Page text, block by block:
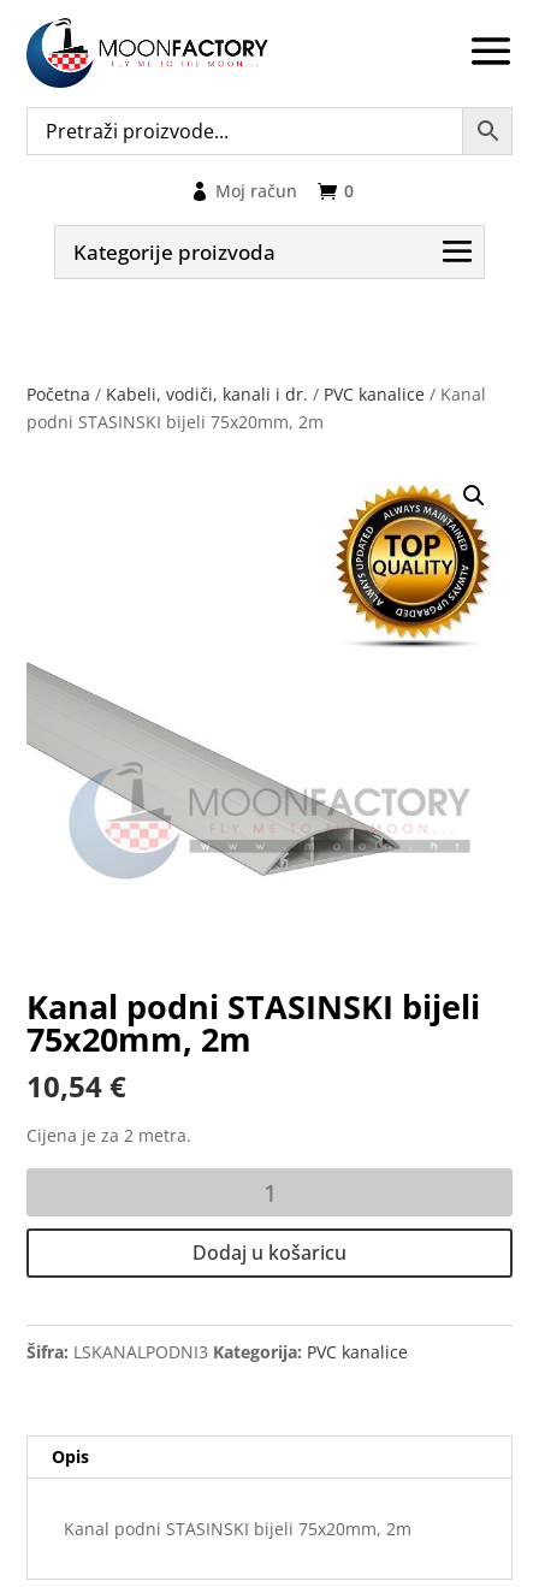
0
Moj račun
Kategorije proizvoda
Početna / Kabeli, vodiči, kanali i dr. / PVC kanalice / Kanal
podni STASINSKI bijeli 75x20mm, 2m
Kanal podni STASINSKI bijeli
75x20mm, 2m
10,54€
Cijena je za 2 metra.
STASINSKI
2m
količina
Dodaj u košaricu
Šifra: LSKANALPODNI3 Kategorija: PVC kanalice
Opis
Kanal podni STASINSKI bijeli 75x20mm, 2m